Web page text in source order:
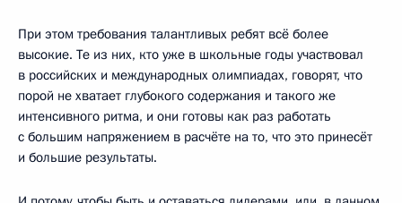
При этом требования талантливых ребят всё более
высокие. Те из них, кто уже в школьные годы участвовал
в российских и международных олимпиадах, говорят, что
порой не хватает глубокого содержания и такого же
интенсивного ритма, и они готовы как раз работать
с большим напряжением в расчёте на то, что это принесёт
и большие результаты.